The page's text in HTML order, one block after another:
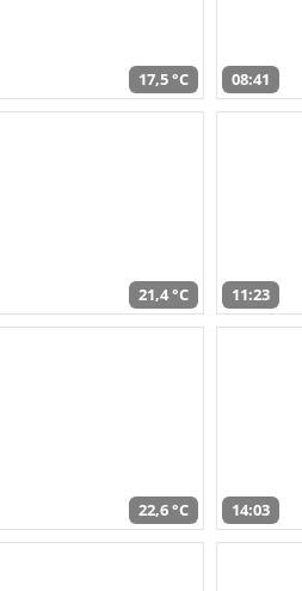
17,5 °C 08:41
21,4 °C 11:23
22,6 °C 14:03